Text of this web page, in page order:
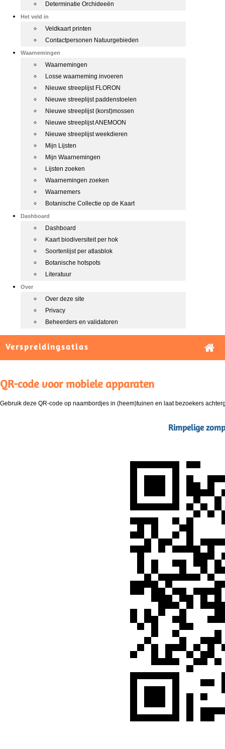
Determinatie Orchideeën
Het veld in
Veldkaart printen
Contactpersonen Natuurgebieden
Waarnemingen
Waarnemingen
Losse waarneming invoeren
Nieuwe streeplijst FLORON
Nieuwe streeplijst paddenstoelen
Nieuwe streeplijst (korst)mossen
Nieuwe streeplijst ANEMOON
Nieuwe streeplijst weekdieren
Mijn Lijsten
Mijn Waarnemingen
Lijsten zoeken
Waarnemingen zoeken
Waarnemers
Botanische Collectie op de Kaart
Dashboard
Dashboard
Kaart biodiversiteit per hok
Soortenlijst per atlasblok
Botanische hotspots
Literatuur
Over
Over deze site
Privacy
Beheerders en validatoren
Verspreidingsatlas
QR-code voor mobiele apparaten
Gebruik deze QR-code op naambordjes in (heem)tuinen en laat bezoekers
Rimpelige